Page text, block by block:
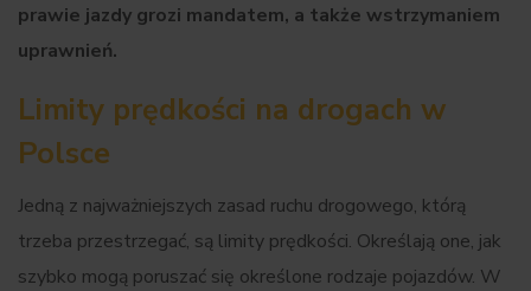
prawie jazdy grozi mandatem, a także wstrzymaniem
uprawnień.
Limity prędkości na drogach w
Polsce
Jedną z najważniejszych zasad ruchu drogowego, którą
trzeba przestrzegać, są limity prędkości. Określają one, jak
szybko mogą poruszać się określone rodzaje pojazdów. W